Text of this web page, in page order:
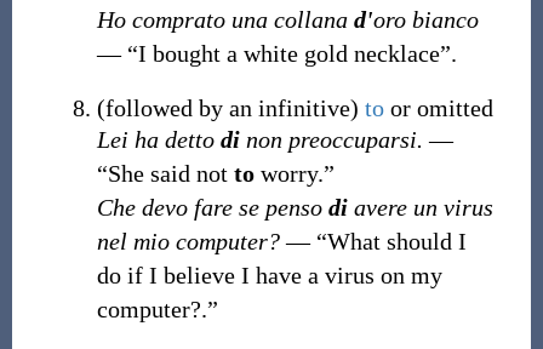
Ho comprato una collana d'oro bianco
— “I bought a white gold necklace”.
(followed by an infinitive) toor omitted
Lei ha detto dinon preoccuparsi. —
“She said not toworry.”
Che devo fare se penso diavere un virus
nel mio computer?— “What should I
do if I believe I have a virus on my
computer?.”